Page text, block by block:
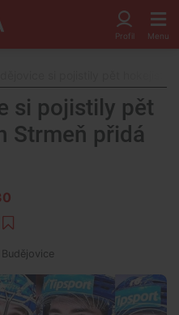
si pojistily pět
Strmeň přidá